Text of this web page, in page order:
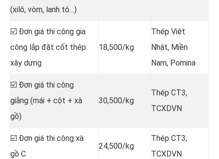
(xilô, vòm, lanh tô…)
☑️ Đơn giá thi công gia
công lắp đặt cốt thép
xây dựng
18,500/kg
Thép Việt
Nhật, Miền
Nam, Pomina
☑️ Đơn giá thi công
giằng (mái + cột + xà
gồ)
30,500/kg
Thép CT3,
TCXDVN
☑️ Đơn giá thi công xà
gồ C
24,500/kg
Thép CT3,
TCXDVN